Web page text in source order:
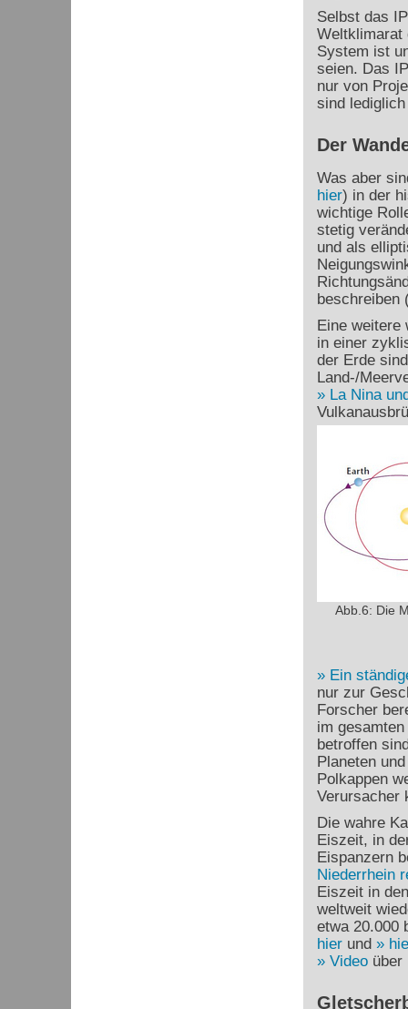
Selbst das
Weltklimarat
System ist
seien. Das
nur von
sind
Der
Was aber
hier) in der
wichtige
stetig
und als
beschreiben
Eine weitere
in einer
der Erde
Land-/
La Nina
Abb.6: Die
Ein
nur zur
Forscher
im
betroffen
Planeten
Polkappen
Verursacher
Die wahre
Eiszeit, in
Eispanzern
Niederrhein
Eiszeit in
weltweit
etwa 20.000
hierund
Videoüber